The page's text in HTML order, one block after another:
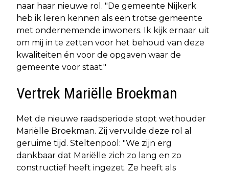
naar haar nieuwe rol. "De gemeente Nijkerk
heb ik leren kennen als een trotse gemeente
met ondernemende inwoners. Ik kijk ernaar uit
om mij in te zetten voor het behoud van deze
kwaliteiten én voor de opgaven waar de
gemeente voor staat."
Vertrek Mariëlle Broekman
Met de nieuwe raadsperiode stopt wethouder
Mariëlle Broekman. Zij vervulde deze rol al
geruime tijd. Steltenpool: "We zijn erg
dankbaar dat Mariëlle zich zo lang en zo
constructief heeft ingezet. Ze heeft als